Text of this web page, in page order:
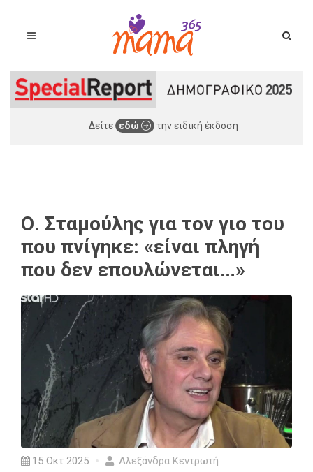
Δείτε εδώ την ειδική έκδοση
Ο. Σταμούλης για τον γιο του
που πνίγηκε: «είναι πληγή
που δεν επουλώνεται…»
15 Οκτ 2025
Αλεξάνδρα Κεντρωτή